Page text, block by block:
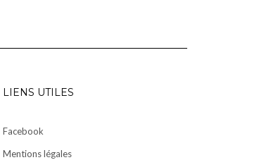
LIENS UTILES
Facebook
Mentions légales